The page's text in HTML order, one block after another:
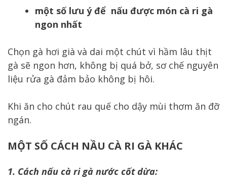
một số lưu ý để nấu được món cà ri gà
ngon nhất
Chọn gà hơi già và dai một chút vì hầm lâu thịt
gà sẽ ngon hơn, không bị quá bở, sơ chế nguyên
liệu rửa gà đảm bảo không bị hôi.
Khi ăn cho chút rau quế cho dậy mùi thơm ăn đỡ
ngán.
MỘT SỐ CÁCH NẦU CÀ RI GÀ KHÁC
1. Cách nấu cà ri gà nước cốt dừa: